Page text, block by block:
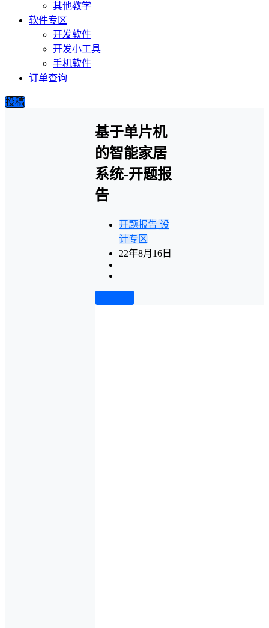
其他教学
软件专区
开发软件
开发小工具
手机软件
订单查询
投稿
基于单片机
的智能家居
系统-开题报
告
开题报告 设
计专区
22年8月16日